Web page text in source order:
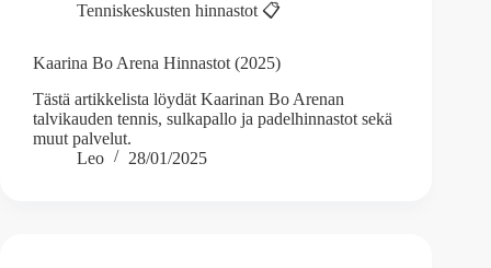
Tenniskeskusten hinnastot 📋
Kaarina Bo Arena Hinnastot (2025)
Tästä artikkelista löydät Kaarinan Bo Arenan
talvikauden tennis, sulkapallo ja padelhinnastot sekä
muut palvelut.
Leo
28/01/2025